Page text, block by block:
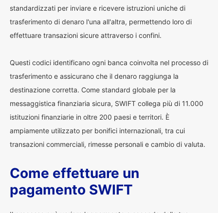
standardizzati per inviare e ricevere istruzioni uniche di
trasferimento di denaro l'una all'altra, permettendo loro di
effettuare transazioni sicure attraverso i confini.
Questi codici identificano ogni banca coinvolta nel processo di
trasferimento e assicurano che il denaro raggiunga la
destinazione corretta. Come standard globale per la
messaggistica finanziaria sicura, SWIFT collega più di 11.000
istituzioni finanziarie in oltre 200 paesi e territori. È
ampiamente utilizzato per bonifici internazionali, tra cui
transazioni commerciali, rimesse personali e cambio di valuta.
Come effettuare un
pagamento SWIFT